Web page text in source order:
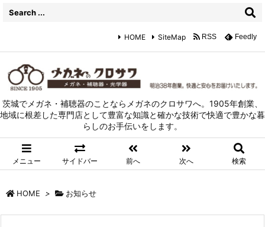
茨城でメガネ・補聴器のことならメガネのクロサワへ。1905年創業、
地域に根差した専門店として豊富な知識と確かな技術で快適で豊かな暮
らしのお手伝いをします。
メニュー サイドバー 前へ 次へ 検索
HOME SiteMap RSS Feedly
HOME > お知らせ